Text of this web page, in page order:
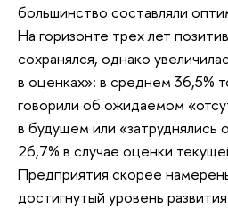
большинство составляли
На горизонте трех лет
сохранялся, однако
в оценках»: в среднем 36,5%
говорили об ожидаемом
в будущем или «затруднялись
26,7% в случае оценки
Предприятия скорее
достигнутый уровень